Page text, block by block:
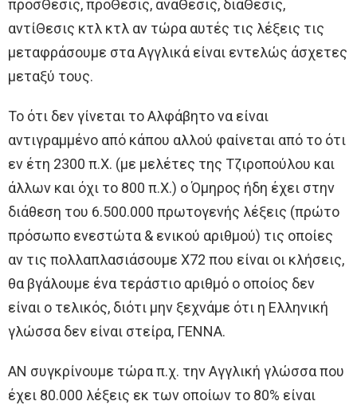
πρόσΘεσις, πρόΘεσις, ανάΘεσις, διάΘεσις,
αντίΘεσις κτλ κτλ αν τώρα αυτές τις λέξεις τις
μεταφράσουμε στα Αγγλικά είναι εντελώς άσχετες
μεταξύ τους.
Το ότι δεν γίνεται το Αλφάβητο να είναι
αντιγραμμένο από κάπου αλλού φαίνεται από το ότι
εν έτη 2300 π.Χ. (με μελέτες της Τζιροπούλου και
άλλων και όχι το 800 π.Χ.) ο Όμηρος ήδη έχει στην
διάθεση του 6.500.000 πρωτογενής λέξεις (πρώτο
πρόσωπο ενεστώτα & ενικού αριθμού) τις οποίες
αν τις πολλαπλασιάσουμε Χ72 που είναι οι κλήσεις,
θα βγάλουμε ένα τεράστιο αριθμό ο οποίος δεν
είναι ο τελικός, διότι μην ξεχνάμε ότι η Ελληνική
γλώσσα δεν είναι στείρα, ΓΕΝΝΑ.
ΑΝ συγκρίνουμε τώρα π.χ. την Αγγλική γλώσσα που
έχει 80.000 λέξεις εκ των οποίων το 80% είναι